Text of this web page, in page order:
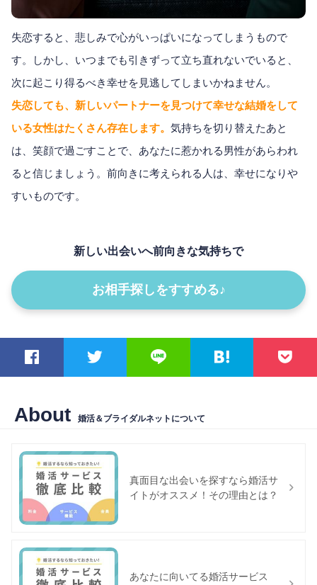
失恋すると、悲しみで心がいっぱいになってしまうもので
す。しかし、いつまでも引きずって立ち直れないでいると、
次に起こり得るべき幸せを見逃してしまいかねません。
失恋しても、新しいパートナーを見つけて幸せな結婚をして
いる女性はたくさん存在します。 気持ちを切り替えたあと
は、笑顔で過ごすことで、あなたに惹かれる男性があらわれ
ると信じましょう。前向きに考えられる人は、幸せになりや
すいものです。
新しい出会いへ前向きな気持ちで
お相手探しをすすめる♪
About 婚活＆ブライダルネットについて
真面目な出会いを探すなら婚活サ
イトがオススメ！その理由とは？
あなたに向いてる婚活サービス